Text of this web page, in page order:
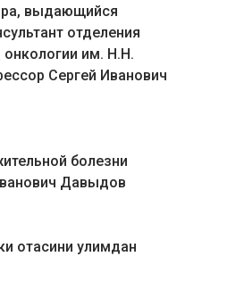
выдающийся
отделения
им. Н.Н.
Сергей Иванович
болезни
Давыдов
отасини улимдан